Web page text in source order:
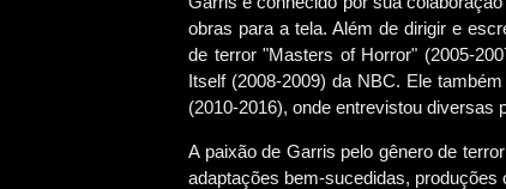
obras para a tela. Além de dirigir e
de terror "Masters of Horror" (2005-
Itself (2008-2009) da NBC. Ele
(2010-2016), onde entrevistou diversas
A paixão de Garris pelo gênero de
adaptações bem-sucedidas,